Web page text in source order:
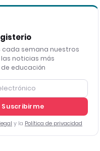
cada semana nuestros
noticias más
educación
Suscribirme
y la Política de privacidad